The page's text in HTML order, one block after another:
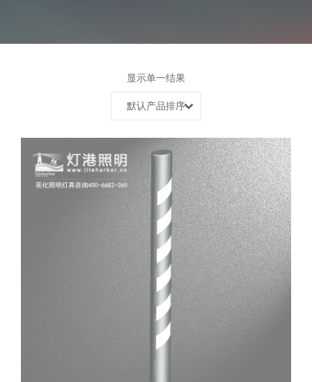
显示单一结果
默认产品排序